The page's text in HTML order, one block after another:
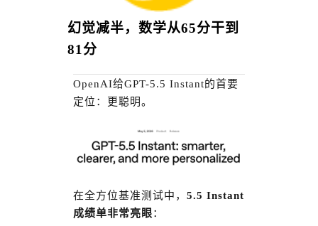
幻觉减半，数学从65分干到
81分
OpenAI给GPT-5.5 Instant的首要
定位：更聪明。
在全方位基准测试中， 5.5 Instant
成绩单非常亮眼：